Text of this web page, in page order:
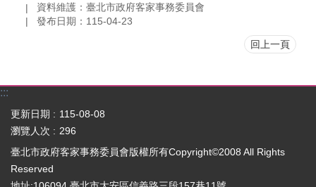
資料維護：臺北市政府客家事務委員會
發布日期：115-04-23
回上一頁
:::
更新日期
115-08-08
瀏覽人次
296
臺北市政府客家事務委員會版權所有Copyright©2008 All Rights
Reserved